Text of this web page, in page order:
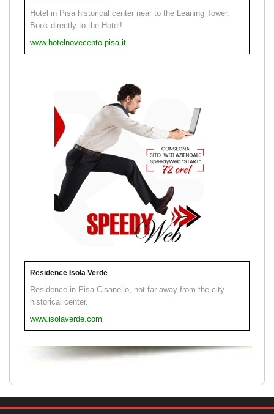
Hotel in Pisa historical center near to the Leaning Tower.
Book directly to the Hotel!
www.hotelnovecento.pisa.it
Residence Isola Verde
Residence in Pisa Cisanello, not far away from the city
historical center.
www.isolaverde.com